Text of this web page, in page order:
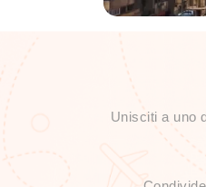
Unisciti a uno